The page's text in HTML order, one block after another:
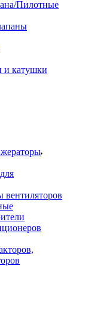
Пилотные
и катушки